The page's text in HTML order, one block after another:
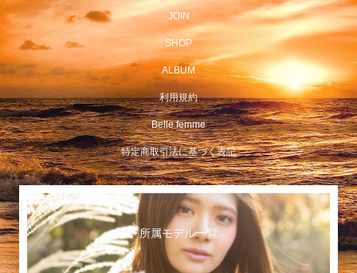
JOIN
SHOP
ALBUM
利用規約
Belle femme
特定商取引法に基づく表記
所属モデル一覧